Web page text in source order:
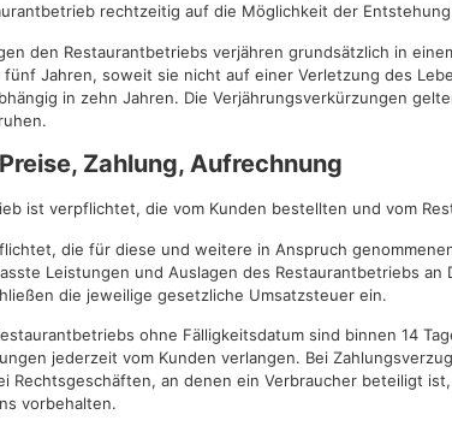
rechtzeitig auf die Möglichkeit der
den Restaurantbetriebs verjähren grundsätzlich in
Jahren, soweit sie nicht auf einer Verletzung des
in zehn Jahren. Die Verjährungsverkürzungen
Zahlung, Aufrechnung
ist verpflichtet, die vom Kunden bestellten und vom
die für diese und weitere in Anspruch
Leistungen und Auslagen des Restaurantbetriebs
die jeweilige gesetzliche Umsatzsteuer ein.
ohne Fälligkeitsdatum sind binnen 14
jederzeit vom Kunden verlangen. Bei
Rechtsgeschäften, an denen ein Verbraucher beteiligt
vorbehalten.